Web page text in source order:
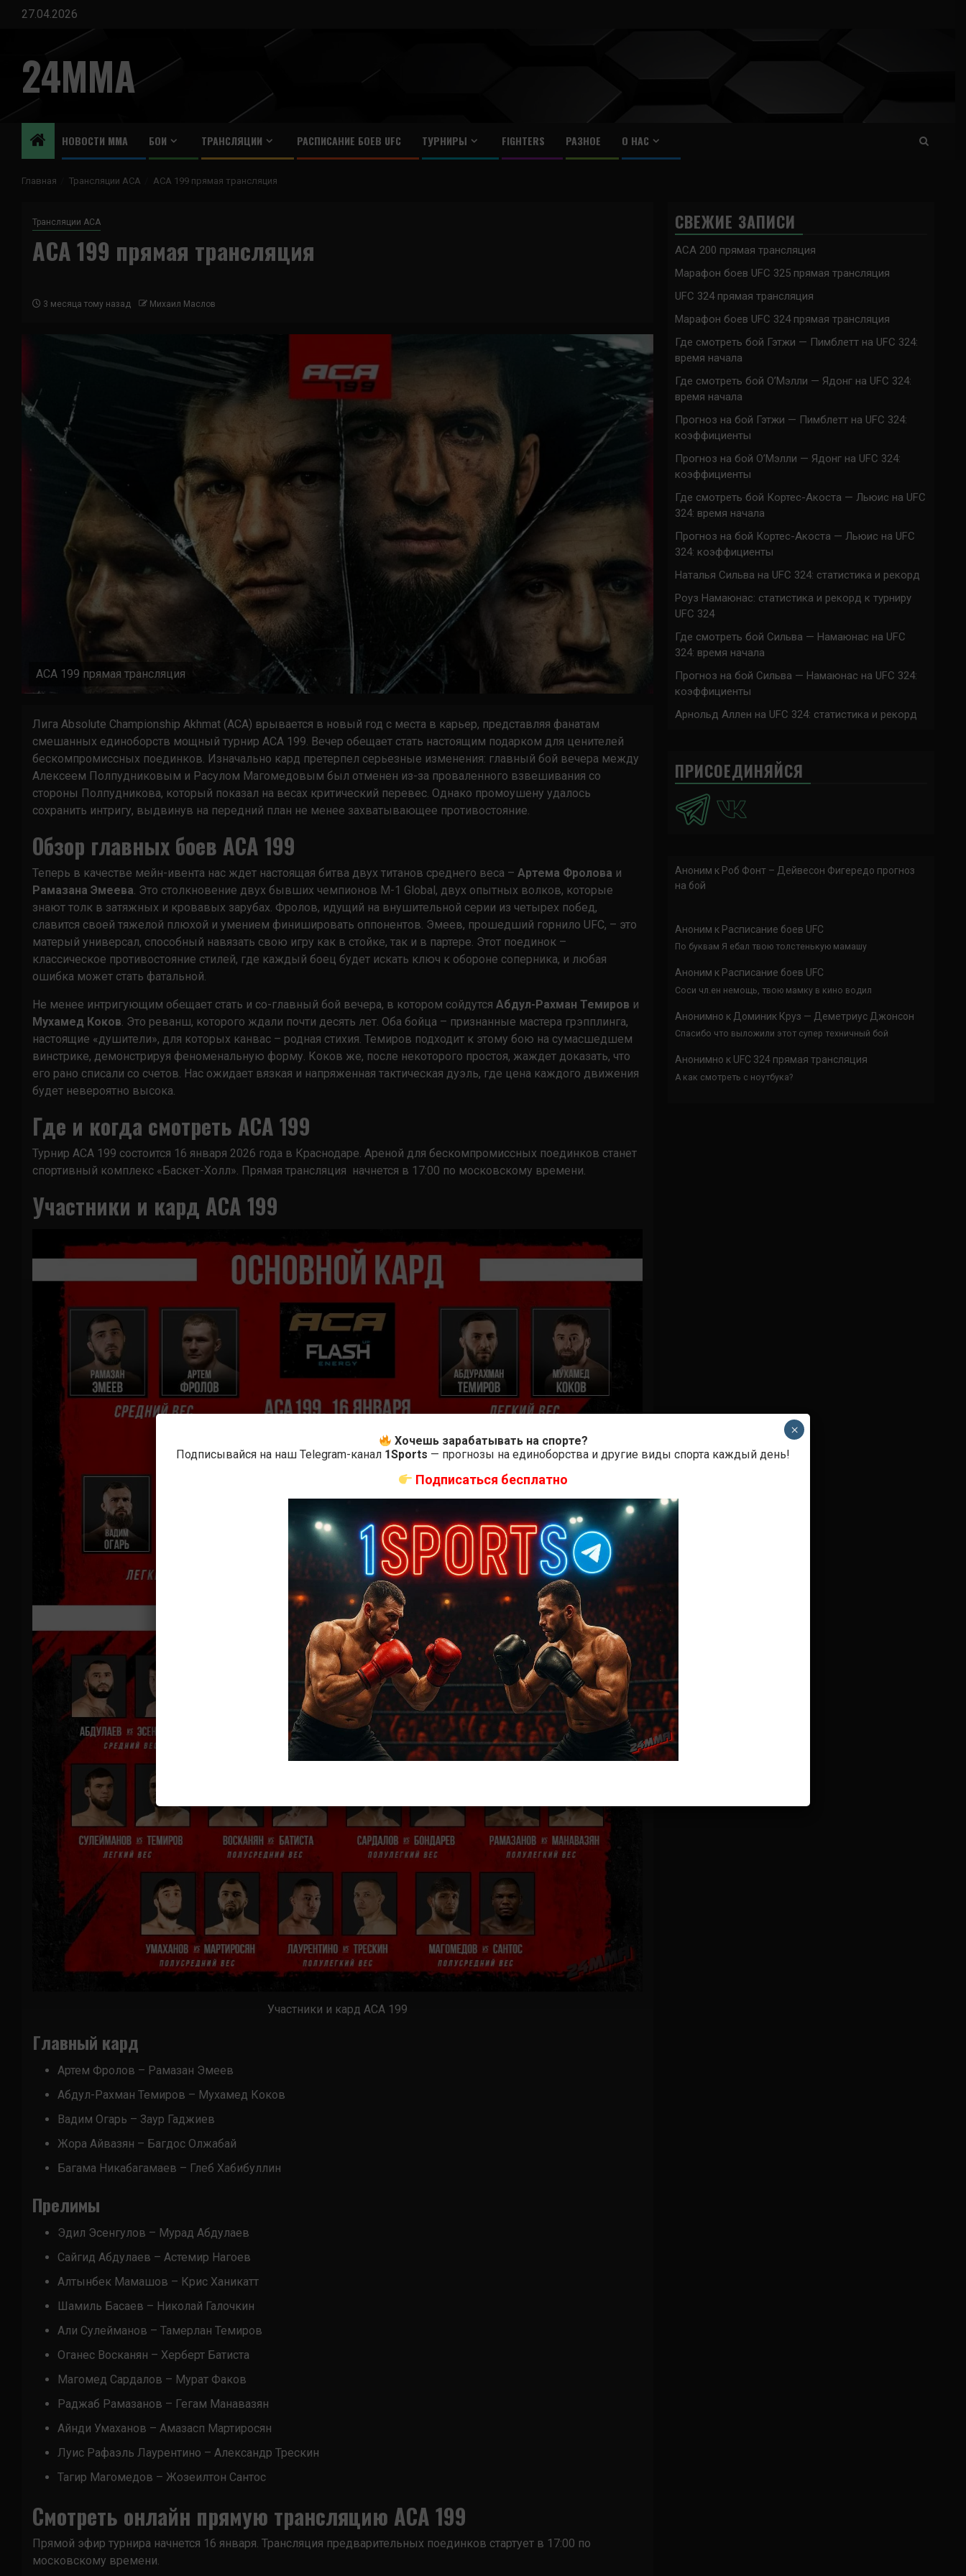
Перейти
содержимому
27.04.2026
24MMA
НОВОСТИ ММА БОИ ТРАНСЛЯЦИИ РАСПИСАНИЕ БОЕВ UFC ТУРНИРЫ FIGHTERS РАЗНОЕ О НАС
Главная Трансляции ACA ACA 199 прямая трансляция
Трансляции ACA
ACA 199 прямая трансляция
3 месяца тому назад Михаил Маслов
ACA 199 прямая трансляция
Лига Absolute Championship Akhmat (ACA) врывается в новый год с места в карьер, представляя фанатам
смешанных единоборств мощный турнир ACA 199. Вечер обещает стать настоящим подарком для ценителей
бескомпромиссных поединков. Изначально кард претерпел серьезные изменения: главный бой вечера между
Алексеем Полпудниковым и Расулом Магомедовым был отменен из-за проваленного взвешивания со
стороны Полпудникова, который показал на весах критический перевес. Однако промоушену удалось
сохранить интригу, выдвинув на передний план не менее захватывающее противостояние.
Обзор главных боев ACA 199
Теперь в качестве мейн-ивента нас ждет настоящая битва двух титанов среднего веса – Артема Фролова и
Рамазана Эмеева . Это столкновение двух бывших чемпионов M-1 Global, двух опытных волков, которые
знают толк в затяжных и кровавых зарубах. Фролов, идущий на внушительной серии из четырех побед,
славится своей тяжелой плюхой и умением финишировать оппонентов. Эмеев, прошедший горнило UFC, – это
матерый универсал, способный навязать свою игру как в стойке, так и в партере. Этот поединок –
классическое противостояние стилей, где каждый боец будет искать ключ к обороне соперника, и любая
ошибка может стать фатальной.
Не менее интригующим обещает стать и со-главный бой вечера, в котором сойдутся Абдул-Рахман Темиров и
Мухамед Коков . Это реванш, которого ждали почти десять лет. Оба бойца – признанные мастера грэпплинга,
настоящие «душители», для которых канвас – родная стихия. Темиров подходит к этому бою на сумасшедшем
винстрике, демонстрируя феноменальную форму. Коков же, после некоторого простоя, жаждет доказать, что
его рано списали со счетов. Нас ожидает вязкая и напряженная тактическая дуэль, где цена каждого движения
будет невероятно высока.
Где и когда смотреть ACA 199
Турнир ACA 199 состоится 16 января 2026 года в Краснодаре. Ареной для бескомпромиссных поединков станет
спортивный комплекс «Баскет-Холл». Прямая трансляция начнется в 17:00 по московскому времени.
Участники и кард ACA 199
Участники и кард ACA 199
Главный кард
Артем Фролов – Рамазан Эмеев
Абдул-Рахман Темиров – Мухамед Коков
Вадим Огарь – Заур Гаджиев
Жора Айвазян – Багдос Олжабай
Багама Никабагамаев – Глеб Хабибуллин
Прелимы
Эдил Эсенгулов – Мурад Абдулаев
Сайгид Абдулаев – Астемир Нагоев
Алтынбек Мамашов – Крис Ханикатт
Шамиль Басаев – Николай Галочкин
Али Сулейманов – Тамерлан Темиров
Оганес Восканян – Херберт Батиста
Магомед Сардалов – Мурат Факов
Раджаб Рамазанов – Гегам Манавазян
Айнди Умаханов – Амазасп Мартиросян
Луис Рафаэль Лаурентино – Александр Трескин
Тагир Магомедов – Жозеилтон Сантос
Смотреть онлайн прямую трансляцию ACA 199
Прямой эфир турнира начнется 16 января. Трансляция предварительных поединков стартует в 17:00 по
московскому времени.
СВЕЖИЕ ЗАПИСИ
ACA 200 прямая трансляция
Марафон боев UFC 325 прямая трансляция
UFC 324 прямая трансляция
Марафон боев UFC 324 прямая трансляция
Где смотреть бой Гэтжи — Пимблетт на UFC 324:
время начала
Где смотреть бой О’Мэлли — Ядонг на UFC 324:
время начала
Прогноз на бой Гэтжи — Пимблетт на UFC 324:
коэффициенты
Прогноз на бой О’Мэлли — Ядонг на UFC 324:
коэффициенты
Где смотреть бой Кортес-Акоста — Льюис на UFC
324: время начала
Прогноз на бой Кортес-Акоста — Льюис на UFC
324: коэффициенты
Наталья Сильва на UFC 324: статистика и рекорд
Роуз Намаюнас: статистика и рекорд к турниру
UFC 324
Где смотреть бой Сильва — Намаюнас на UFC
324: время начала
Прогноз на бой Сильва — Намаюнас на UFC 324:
коэффициенты
Арнольд Аллен на UFC 324: статистика и рекорд
ПРИСОЕДИНЯЙСЯ
Аноним к Роб Фонт – Дейвесон Фигередо прогноз
на бой
Аноним к Расписание боев UFC
По буквам Я ебал твою толстенькую мамашу
Аноним к Расписание боев UFC
Соси чл.ен немощь, твою мамку в кино водил
Анонимно к Доминик Круз — Деметриус Джонсон
Спасибо что выложили этот супер техничный бой
Анонимно к UFC 324 прямая трансляция
А как смотреть с ноутбука?
Хочешь зарабатывать на спорте?
Подписывайся на наш Telegram-канал 1Sports — прогнозы на единоборства и другие виды спорта каждый день!
Подписаться бесплатно
×